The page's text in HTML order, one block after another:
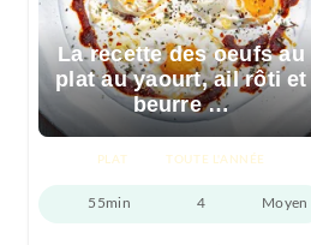
La recette des oeufs au
plat au yaourt, ail rôti et
beurre …
PLAT TOUTE L'ANNÉE
55min 4 Moyen